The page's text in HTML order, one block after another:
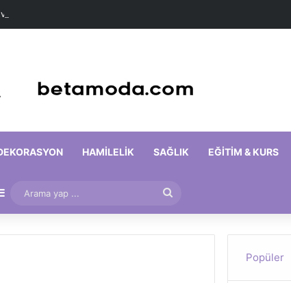
Maskeleri
HAMILELIK SAĞLIK EĞITIM & KURS
Makale
Kenar Bölmesi
Arama
yap
Popüler